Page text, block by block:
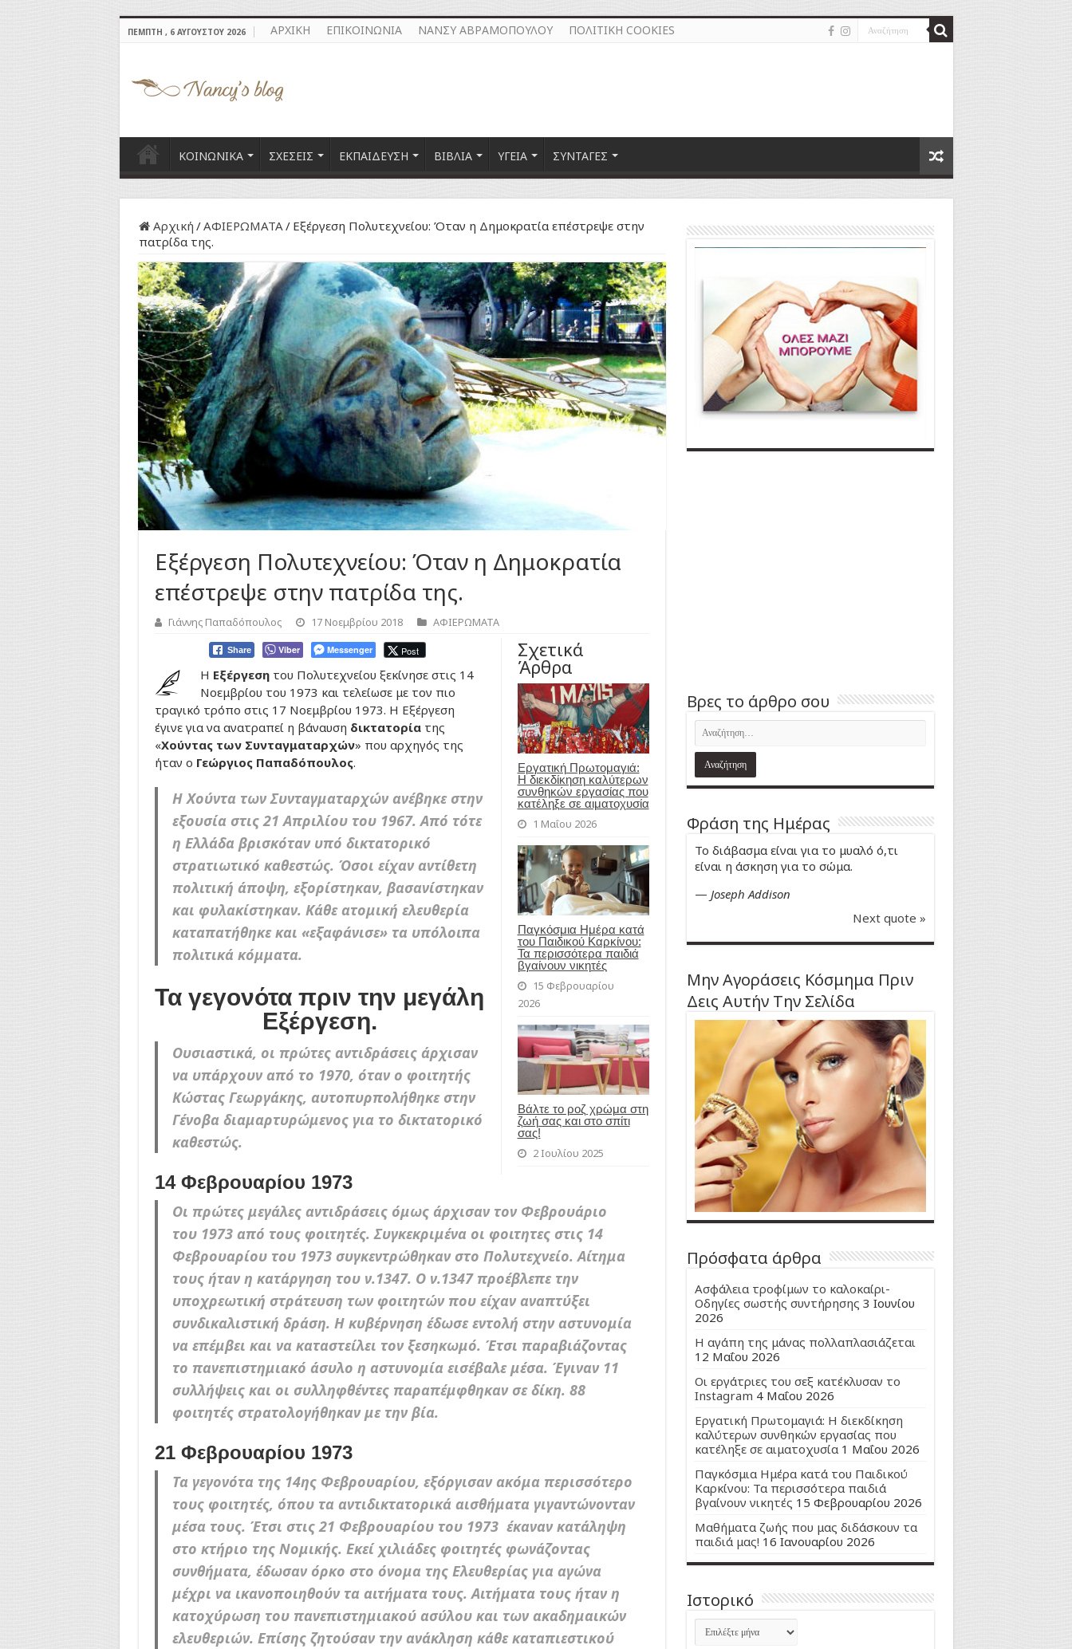
ΠΈΜΠΤΗ , 6 ΑΥΓΟΎΣΤΟΥ 2026 ΑΡΧΙΚΗ ΕΠΙΚΟΙΝΩΝΙΑ ΝΑΝΣΥ ΑΒΡΑΜΟΠΟΥΛΟΥ ΠΟΛΙΤΙΚΗ COOKIES
ΚΟΙΝΩΝΙΚΑ ΣΧΕΣΕΙΣ ΕΚΠΑΙΔΕΥΣΗ ΒΙΒΛΙΑ ΥΓΕΙΑ ΣΥΝΤΑΓΕΣ
Αρχική /ΑΦΙΕΡΩΜΑΤΑ/ Εξέργεση Πολυτεχνείου: Όταν η Δημοκρατία επέστρεψε στην
πατρίδα της.
Εξέργεση Πολυτεχνείου: Όταν η Δημοκρατία
επέστρεψε στην πατρίδα της.
Γιάννης Παπαδόπουλος 17 Νοεμβρίου 2018 ΑΦΙΕΡΩΜΑΤΑ
Σχετικά
Άρθρα
Εργατική Πρωτομαγιά:
Η διεκδίκηση καλύτερων
συνθηκών εργασίας που
κατέληξε σε αιματοχυσία
1 Μαΐου 2026
Παγκόσμια Ημέρα κατά
του Παιδικού Καρκίνου:
Τα περισσότερα παιδιά
βγαίνουν νικητές
15 Φεβρουαρίου
2026
Βάλτε το ροζ χρώμα στη
ζωή σας και στο σπίτι
σας!
2 Ιουλίου 2025
Share Viber Messenger Post
Η Εξέργεσητου Πολυτεχνείου ξεκίνησε στις 14
Νοεμβρίου του 1973 και τελείωσε με τον πιο
τραγικό τρόπο στις 17 Νοεμβρίου 1973. Η Εξέργεση
έγινε για να ανατραπεί η βάναυση δικτατορίατης
«Χούντας των Συνταγματαρχών» που αρχηγός της
ήταν ο Γεώργιος Παπαδόπουλος.
Η Χούντα των Συνταγματαρχών ανέβηκε στην
εξουσία στις 21 Απριλίου του 1967. Από τότε
η Ελλάδα βρισκόταν υπό δικτατορικό
στρατιωτικό καθεστώς. Όσοι είχαν αντίθετη
πολιτική άποψη, εξορίστηκαν, βασανίστηκαν
και φυλακίστηκαν. Κάθε ατομική ελευθερία
καταπατήθηκε και «εξαφάνισε» τα υπόλοιπα
πολιτικά κόμματα.
Τα γεγονότα πριν την μεγάλη
Εξέργεση.
Ουσιαστικά, οι πρώτες αντιδράσεις άρχισαν
να υπάρχουν από το 1970, όταν ο φοιτητής
Κώστας Γεωργάκης, αυτοπυρπολήθηκε στην
Γένοβα διαμαρτυρώμενος για το δικτατορικό
καθεστώς.
14 Φεβρουαρίου 1973
Οι πρώτες μεγάλες αντιδράσεις όμως άρχισαν τον Φεβρουάριο
του 1973 από τους φοιτητές. Συγκεκριμένα οι φοιτητες στις 14
Φεβρουαρίου του 1973 συγκεντρώθηκαν στο Πολυτεχνείο. Αίτημα
τους ήταν η κατάργηση του ν.1347. Ο ν.1347 προέβλεπε την
υποχρεωτική στράτευση των φοιτητών που είχαν αναπτύξει
συνδικαλιστική δράση. Η κυβέρνηση έδωσε εντολή στην αστυνομία
να επέμβει και να καταστείλει τον ξεσηκωμό. Έτσι παραβιάζοντας
το πανεπιστημιακό άσυλο η αστυνομία εισέβαλε μέσα. Έγιναν 11
συλλήψεις και οι συλληφθέντες παραπέμφθηκαν σε δίκη. 88
φοιτητές στρατολογήθηκαν με την βία.
21 Φεβρουαρίου 1973
Τα γεγονότα της 14ης Φεβρουαρίου, εξόργισαν ακόμα περισσότερο
τους φοιτητές, όπου τα αντιδικτατορικά αισθήματα γιγαντώνονταν
μέσα τους. Έτσι στις 21 Φεβρουαρίου του 1973 έκαναν κατάληψη
στο κτήριο της Νομικής. Εκεί χιλιάδες φοιτητές φωνάζοντας
συνθήματα, έδωσαν όρκο στο όνομα της Ελευθερίας για αγώνα
μέχρι να ικανοποιηθούν τα αιτήματα τους. Αιτήματα τους ήταν η
κατοχύρωση του πανεπιστημιακού ασύλου και των ακαδημαικών
ελευθεριών. Επίσης ζητούσαν την ανάκληση κάθε καταπιεστικού
Βρες το άρθρο σου
Φράση της Ημέρας
Το διάβασμα είναι για το μυαλό ό,τι
είναι η άσκηση για το σώμα.
— Joseph Addison
Next quote »
Μην Αγοράσεις Κόσμημα Πριν
Δεις Αυτήν Την Σελίδα
Πρόσφατα άρθρα
Ασφάλεια τροφίμων το καλοκαίρι-
Οδηγίες σωστής συντήρησης 3 Ιουνίου
2026
Η αγάπη της μάνας πολλαπλασιάζεται
12 Μαΐου 2026
Οι εργάτριες του σεξ κατέκλυσαν το
Instagram 4 Μαΐου 2026
Εργατική Πρωτομαγιά: Η διεκδίκηση
καλύτερων συνθηκών εργασίας που
κατέληξε σε αιματοχυσία 1 Μαΐου 2026
Παγκόσμια Ημέρα κατά του Παιδικού
Καρκίνου: Τα περισσότερα παιδιά
βγαίνουν νικητές 15 Φεβρουαρίου 2026
Μαθήματα ζωής που μας διδάσκουν τα
παιδιά μας! 16 Ιανουαρίου 2026
Ιστορικό
Ιστορικό